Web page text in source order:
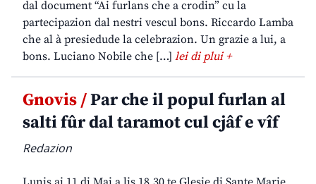
dal document “Ai furlans che a crodin” cu la
partecipazion dal nestri vescul bons. Riccardo Lamba
che al à presiedude la celebrazion. Un grazie a lui, a
bons. Luciano Nobile che […] lei di plui +
Gnovis /Par che il popul furlan al
salti fûr dal taramot cul cjâf e vîf
Redazion